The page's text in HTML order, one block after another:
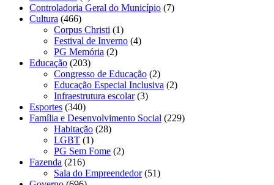
Controladoria Geral do Município (7)
Cultura (466)
Corpus Christi (1)
Festival de Inverno (4)
PG Memória (2)
Educação (203)
Congresso de Educação (2)
Educação Especial Inclusiva (2)
Infraestrutura escolar(3)
Esportes (340)
Família e Desenvolvimento Social (229)
Habitação (28)
LGBT (1)
PG Sem Fome (2)
Fazenda (216)
Sala do Empreendedor(51)